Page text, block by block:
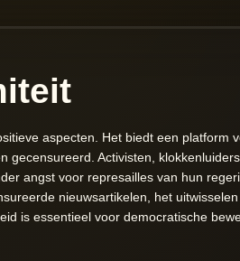
aspecten. Het biedt een platform
Activisten,
angst voor represailles van hun
nieuwsartikelen, het
is essentieel voor democratische